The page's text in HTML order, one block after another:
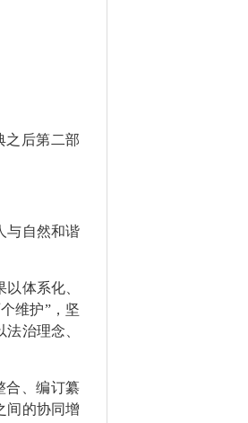
后第二部
与自然和谐
体系化、
维护”，坚
治理念、
合、编订纂
间的协同增